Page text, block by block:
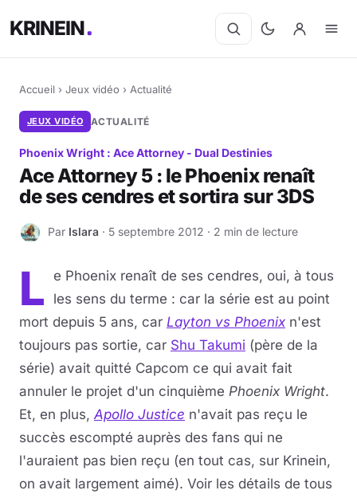
KRINEIN
Accueil › Jeux vidéo › Actualité
JEUX VIDÉO ACTUALITÉ
Phoenix Wright : Ace Attorney - Dual Destinies
Ace Attorney 5 : le Phoenix renaît
de ses cendres et sortira sur 3DS
I Par Islara · 5 septembre 2012 · 2 min de lecture
L
e Phoenix renaît de ses cendres, oui, à tous
les sens du terme : car la série est au point
mort depuis 5 ans, car Layton vs Phoenix n'est
toujours pas sortie, car Shu Takumi (père de la
série) avait quitté Capcom ce qui avait fait
annuler le projet d'un cinquième Phoenix Wright.
Et, en plus,Apollo Justice n'avait pas reçu le
succès escompté auprès des fans qui ne
l'auraient pas bien reçu (en tout cas, sur Krinein,
on avait largement aimé). Voir les détails de tous